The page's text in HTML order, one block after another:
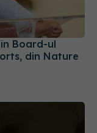
Board-ul
din Nature